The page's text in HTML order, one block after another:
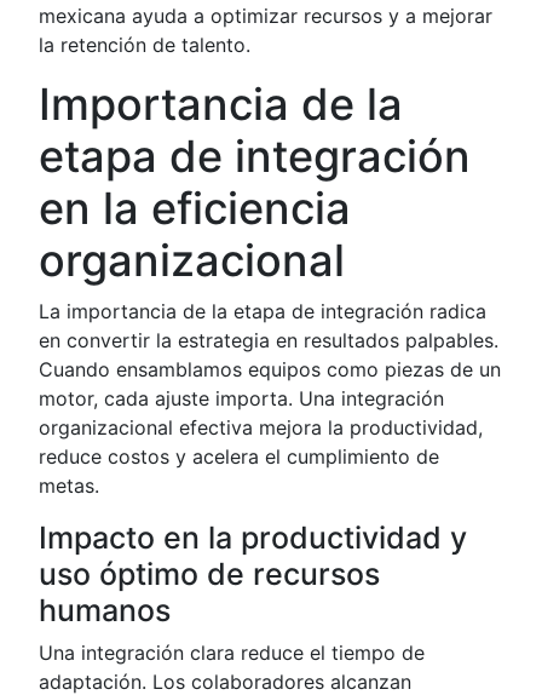
mexicana ayuda a optimizar recursos y a mejorar
la retención de talento.
Importancia de la
etapa de integración
en la eficiencia
organizacional
La importancia de la etapa de integración radica
en convertir la estrategia en resultados palpables.
Cuando ensamblamos equipos como piezas de un
motor, cada ajuste importa. Una integración
organizacional efectiva mejora la productividad,
reduce costos y acelera el cumplimiento de
metas.
Impacto en la productividad y
uso óptimo de recursos
humanos
Una integración clara reduce el tiempo de
adaptación. Los colaboradores alcanzan